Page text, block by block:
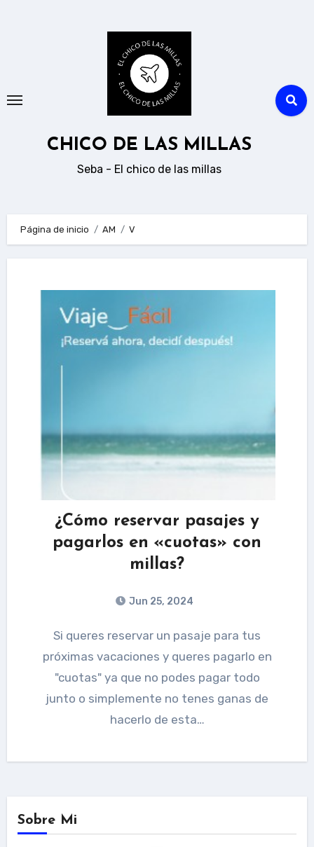
CHICO DE LAS MILLAS
Seba - El chico de las millas
Página de inicio AM V
¿Cómo reservar pasajes y
pagarlos en «cuotas» con
millas?
Jun 25, 2024
Si queres reservar un pasaje para tus
próximas vacaciones y queres pagarlo en
"cuotas" ya que no podes pagar todo
junto o simplemente no tenes ganas de
hacerlo de esta…
Sobre Mi